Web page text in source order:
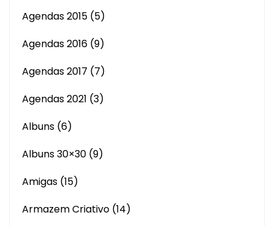
Agendas 2015 (5)
Agendas 2016 (9)
Agendas 2017 (7)
Agendas 2021 (3)
Albuns (6)
Albuns 30×30 (9)
Amigas (15)
Armazem Criativo (14)